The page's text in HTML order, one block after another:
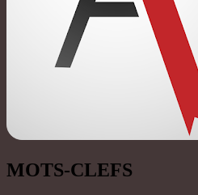
MOTS-CLEFS